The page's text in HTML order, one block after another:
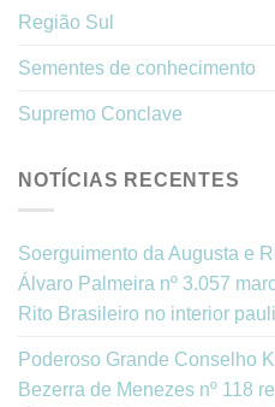
Região Sul
Sementes de conhecimento
Supremo Conclave
NOTÍCIAS RECENTES
Soerguimento da Augusta e
Álvaro Palmeira nº 3.057
Rito Brasileiro no interior
Poderoso Grande Conselho
Bezerra de Menezes nº 118